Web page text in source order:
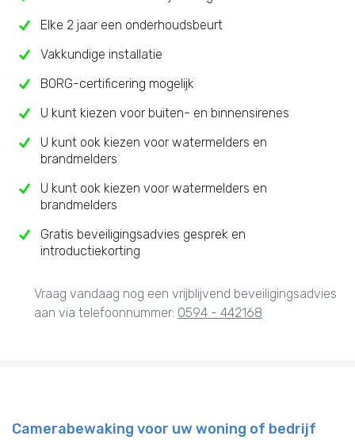
Elke 2 jaar een onderhoudsbeurt
Vakkundige installatie
BORG-certificering mogelijk
U kunt kiezen voor buiten- en binnensirenes
U kunt ook kiezen voor watermelders en
brandmelders
U kunt ook kiezen voor watermelders en
brandmelders
Gratis beveiligingsadvies gesprek en
introductiekorting
Vraag vandaag nog een vrijblijvend beveiligingsadvies
aan via telefoonnummer: 0594 - 442168
Camerabewaking voor uw woning of bedrijf